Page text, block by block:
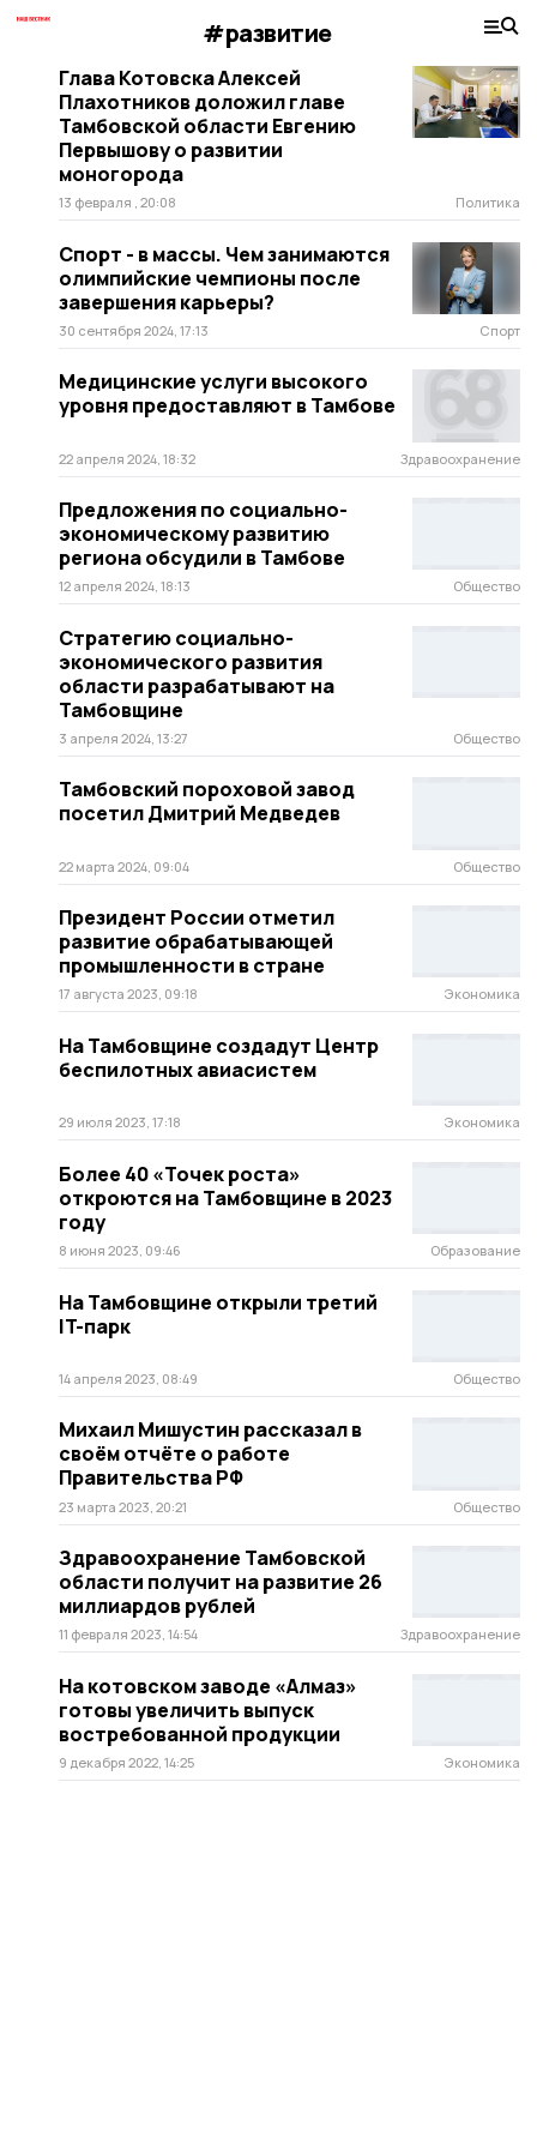
#развитие
Глава Котовска Алексей
Плахотников доложил главе
Тамбовской области Евгению
Первышову о развитии
моногорода
13 февраля , 20:08 Политика
Спорт - в массы. Чем занимаются
олимпийские чемпионы после
завершения карьеры?
30 сентября 2024, 17:13 Спорт
Медицинские услуги высокого
уровня предоставляют в Тамбове
22 апреля 2024, 18:32 Здравоохранение
Предложения по социально-
экономическому развитию
региона обсудили в Тамбове
12 апреля 2024, 18:13 Общество
Стратегию социально-
экономического развития
области разрабатывают на
Тамбовщине
3 апреля 2024, 13:27 Общество
Тамбовский пороховой завод
посетил Дмитрий Медведев
22 марта 2024, 09:04 Общество
Президент России отметил
развитие обрабатывающей
промышленности в стране
17 августа 2023, 09:18 Экономика
На Тамбовщине создадут Центр
беспилотных авиасистем
29 июля 2023, 17:18 Экономика
Более 40 «Точек роста»
откроются на Тамбовщине в 2023
году
8 июня 2023, 09:46 Образование
На Тамбовщине открыли третий
IT-парк
14 апреля 2023, 08:49 Общество
Михаил Мишустин рассказал в
своём отчёте о работе
Правительства РФ
23 марта 2023, 20:21 Общество
Здравоохранение Тамбовской
области получит на развитие 26
миллиардов рублей
11 февраля 2023, 14:54 Здравоохранение
На котовском заводе «Алмаз»
готовы увеличить выпуск
востребованной продукции
9 декабря 2022, 14:25 Экономика